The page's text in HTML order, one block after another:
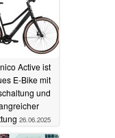
Active ist
E-Bike mit
und
26.06.2025